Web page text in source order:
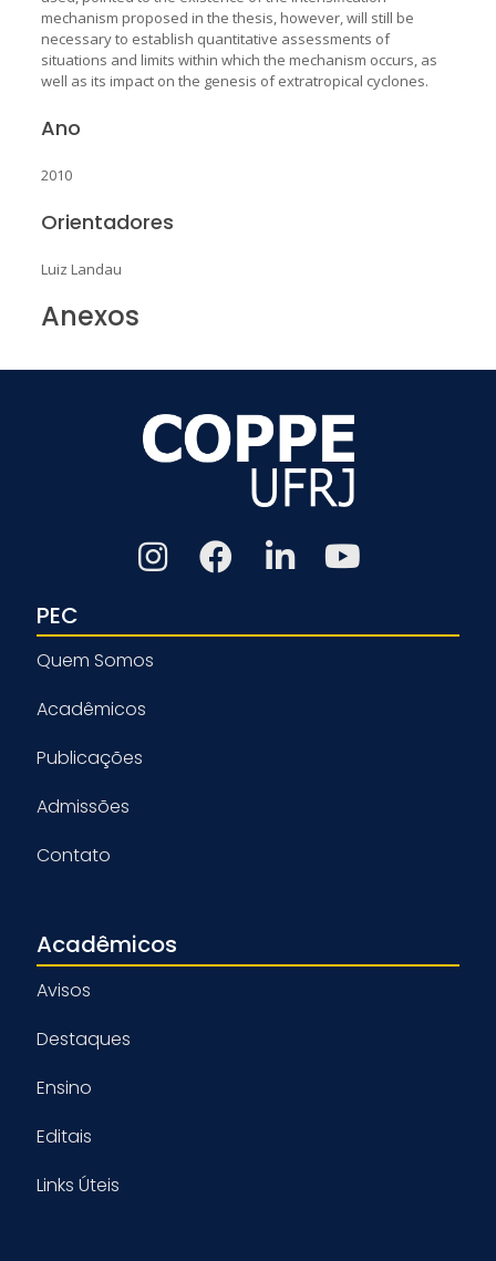
mechanism proposed in the thesis, however, will still be
necessary to establish quantitative assessments of
situations and limits within which the mechanism occurs, as
well as its impact on the genesis of extratropical cyclones.
Ano
2010
Orientadores
Luiz Landau
Anexos
PEC
Quem Somos
Acadêmicos
Publicações
Admissões
Contato
Acadêmicos
Avisos
Destaques
Ensino
Editais
Links Úteis